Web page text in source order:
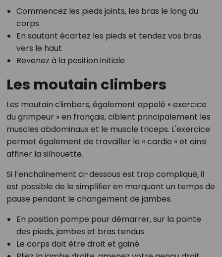
Commencez les pieds joints, les bras le long du
corps
En sautant écartez les pieds et tendez vos bras
vers le haut
Revenez à la position initiale
Les moutain climbers
Les moutain climbers, également appelé « exercice
du grimpeur » en français, ciblent principalement les
muscles abdominaux et le muscle triceps. L'exercice
permet également de travailler le « cardio » et ainsi
affiner la silhouette.
Si l’enchaînement ci-dessous est trop compliqué, il
est possible de le simplifier en marquant un temps de
pause pendant le changement de jambes.
En position pompe pour démarrer, sur la pointe
des pieds, jambes et bras tendus
Le corps doit être droit et gainé